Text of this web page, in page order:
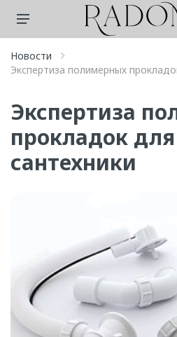
Новости
Экспертиза полимерных
Экспертиза
прокладок для
сантехники